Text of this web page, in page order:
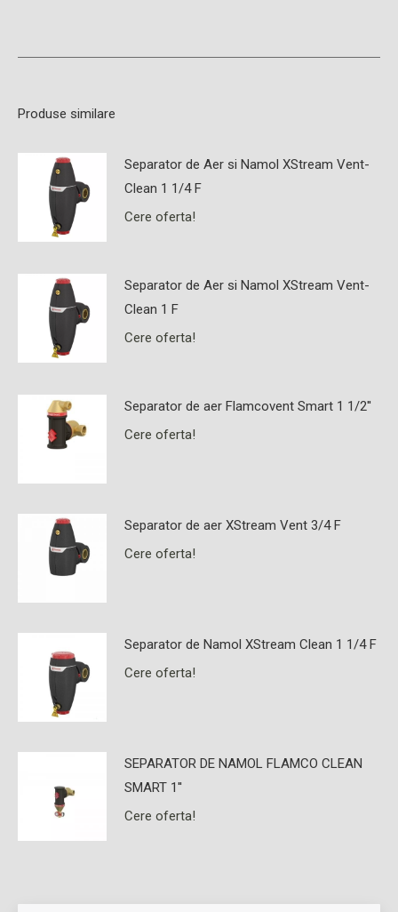
Produse similare
Separator de Aer si Namol XStream Vent-
Clean 1 1/4 F
Cere oferta!
Separator de Aer si Namol XStream Vent-
Clean 1 F
Cere oferta!
Separator de aer Flamcovent Smart 1 1/2''
Cere oferta!
Separator de aer XStream Vent 3/4 F
Cere oferta!
Separator de Namol XStream Clean 1 1/4 F
Cere oferta!
SEPARATOR DE NAMOL FLAMCO CLEAN
SMART 1''
Cere oferta!